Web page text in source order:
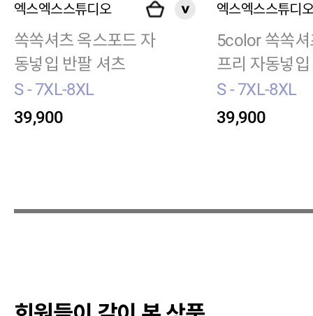
엑스엑스스튜디오
쏙쏙셔츠 옥스포드 자
동넣입 반팔 셔츠
S - 7XL-8XL
39,900
엑스엑스스튜디
5color 쏙쏙셔
프리 자동넣
츠
S - 7XL-8XL
39,900